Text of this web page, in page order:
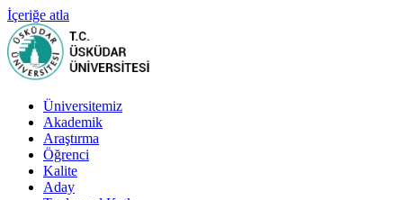
İçeriğe atla
Üniversitemiz
Akademik
Araştırma
Öğrenci
Kalite
Aday